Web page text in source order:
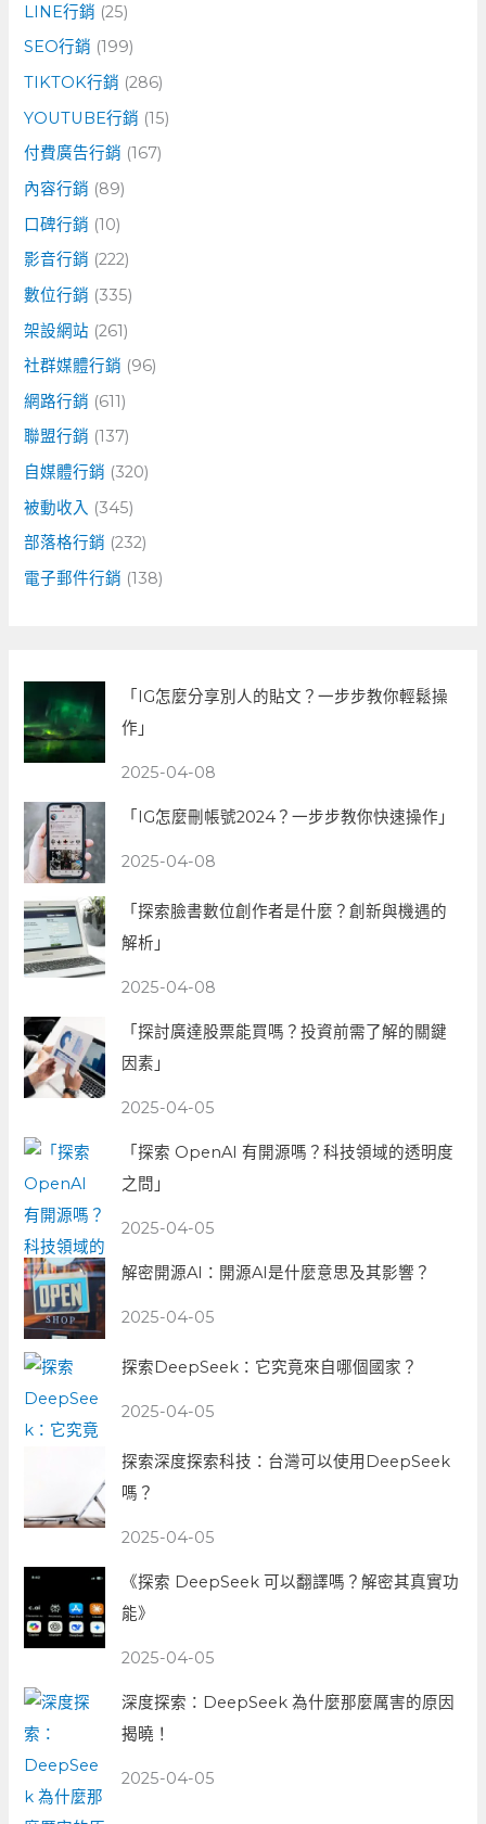
LINE行銷 (25)
SEO行銷 (199)
TIKTOK行銷 (286)
YOUTUBE行銷 (15)
付費廣告行銷 (167)
內容行銷 (89)
口碑行銷 (10)
影音行銷 (222)
數位行銷 (335)
架設網站 (261)
社群媒體行銷 (96)
網路行銷 (611)
聯盟行銷 (137)
自媒體行銷 (320)
被動收入 (345)
部落格行銷 (232)
電子郵件行銷 (138)
「IG怎麼分享別人的貼文？一步步教你輕鬆操
作」
2025-04-08
「IG怎麼刪帳號2024？一步步教你快速操作」
2025-04-08
「探索臉書數位創作者是什麼？創新與機遇的
解析」
2025-04-08
「探討廣達股票能買嗎？投資前需了解的關鍵
因素」
2025-04-05
「探索 OpenAI 有開源嗎？科技領域的透明度
之問」
2025-04-05
解密開源AI：開源AI是什麼意思及其影響？
2025-04-05
探索DeepSeek：它究竟來自哪個國家？
2025-04-05
探索深度探索科技：台灣可以使用DeepSeek
嗎？
2025-04-05
《探索 DeepSeek 可以翻譯嗎？解密其真實功
能》
2025-04-05
深度探索：DeepSeek 為什麼那麼厲害的原因
揭曉！
2025-04-05